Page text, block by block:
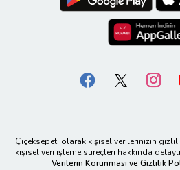
Çiçeksepeti olarak kişisel verilerinizin
kişisel veri işleme süreçleri hakkında
Verilerin Korunması ve Gizlilik